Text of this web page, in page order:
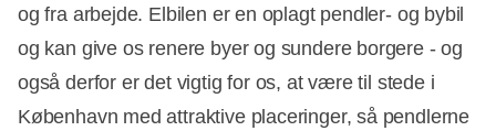
og fra arbejde. Elbilen er en oplagt pendler- og bybil
og kan give os renere byer og sundere borgere - og
også derfor er det vigtig for os, at være til stede i
København med attraktive placeringer, så pendlerne